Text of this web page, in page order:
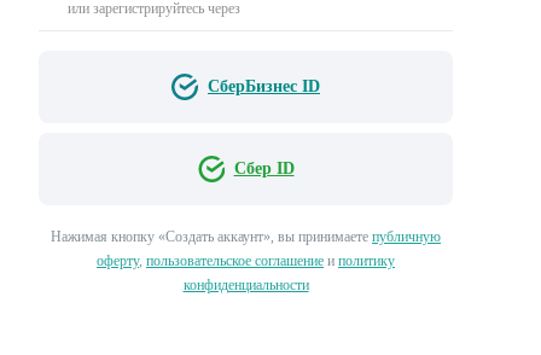
или зарегистрируйтесь через
СберБизнес ID
Сбер ID
Нажимая кнопку «Создать аккаунт», вы принимаете публичную
оферту, пользовательское соглашение и политику
конфиденциальности